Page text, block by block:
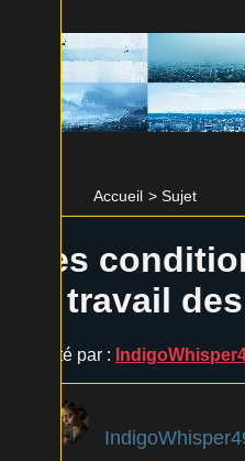
Accueil > Sujet
Les
le travail
Posté par :